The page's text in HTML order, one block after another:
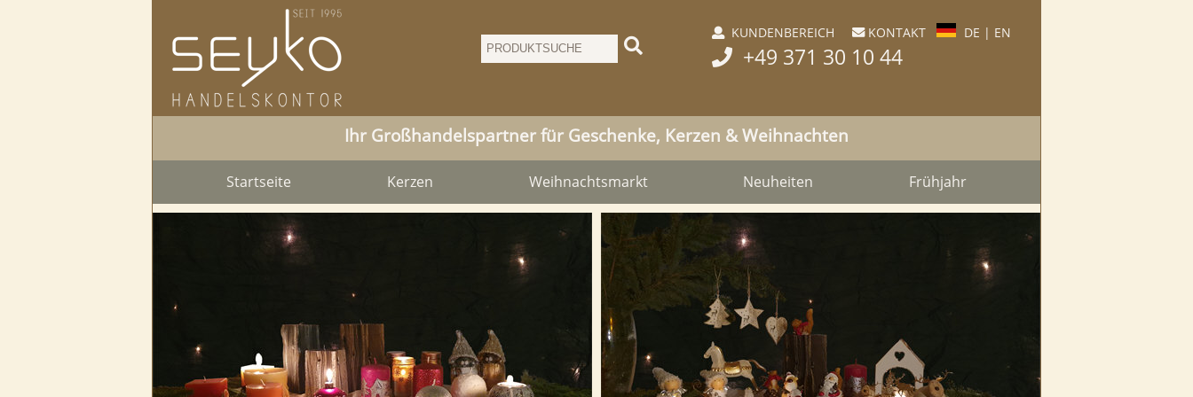
 KUNDENBEREICH  KONTAKT DE | EN
 +49 371 30 10 44
Ihr Großhandelspartner für Geschenke, Kerzen & Weihnachten
Startseite Kerzen Weihnachtsmarkt Neuheiten Frühjahr